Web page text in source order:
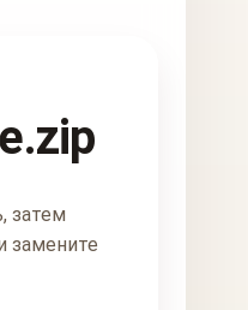
затем
замените